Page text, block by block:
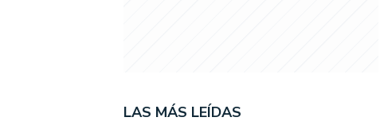
LAS MÁS LEÍDAS